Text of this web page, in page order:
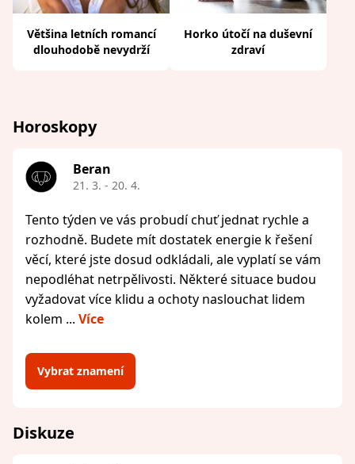
Většina letních romancí
dlouhodobě nevydrží
Horko útočí na duševní
zdraví
Horoskopy
Beran
21. 3. - 20. 4.
Tento týden ve vás probudí chuť jednat rychle a
rozhodně. Budete mít dostatek energie k řešení
věcí, které jste dosud odkládali, ale vyplatí se vám
nepodléhat netrpělivosti. Některé situace budou
vyžadovat více klidu a ochoty naslouchat lidem
kolem ... Více
Vybrat znamení
Diskuze